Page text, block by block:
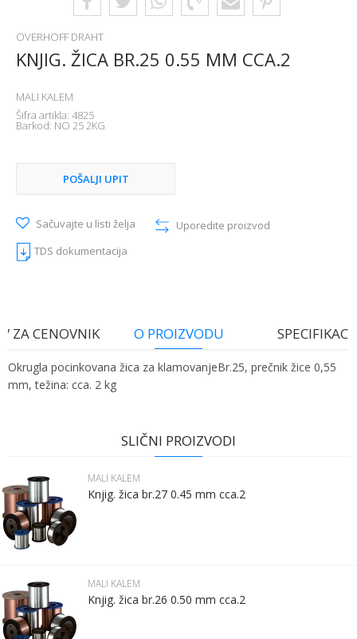
OVERHOFF DRAHT
KNJIG. ŽICA BR.25 0.55 MM CCA.2
MALI KALEM
Šifra artikla: 4825
Barkod: NO 25 2KG
POŠALJI UPIT
Sačuvajte u listi želja
Uporedite proizvod
TDS dokumentacija
ZA CENOVNIK O PROIZVODU
Okrugla pocinkovana žica za klamovanjeBr.25, prečnik žice 0,55
mm, težina: cca. 2 kg
2.06 kg
Brend
OVERHOFF DRAHT
Email:
Komentar:
SLIČNI PROIZVODI
MALI KALEM
Knjig. žica br.27 0.45 mm cca.2
MALI KALEM
Knjig. žica br.26 0.50 mm cca.2